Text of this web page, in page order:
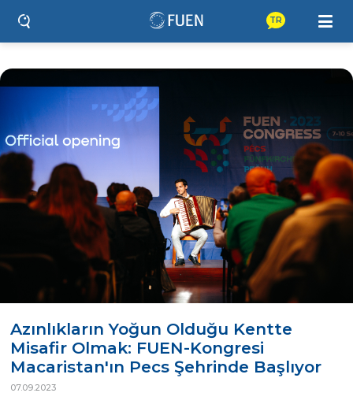
TR
Azınlıkların Yoğun Olduğu Kentte
Misafir Olmak: FUEN-Kongresi
Macaristan'ın Pecs Şehrinde Başlıyor
07.09.2023